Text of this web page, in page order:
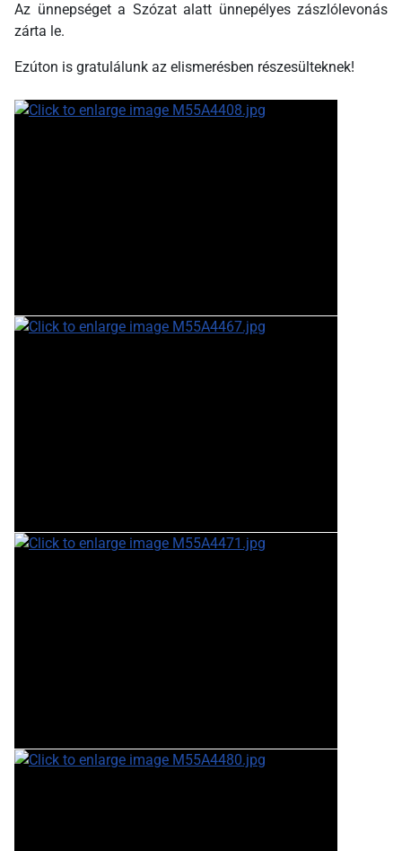
Az ünnepséget a Szózat alatt ünnepélyes zászlólevonás
zárta le.
Ezúton is gratulálunk az elismerésben részesülteknek!